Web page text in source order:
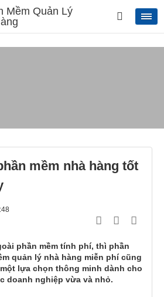
mềm nhà hàng tốt
phần mềm tính phí, thì phần
quản lý nhà hàng miễn phí cũng
lựa chọn thông minh dành cho
doanh nghiệp vừa và nhỏ.